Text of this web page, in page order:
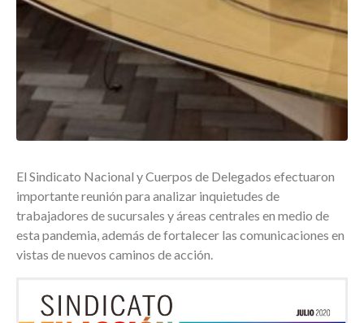
El Sindicato Nacional y Cuerpos de Delegados efectuaron
importante reunión para analizar inquietudes de
trabajadores de sucursales y áreas centrales en medio de
esta pandemia, además de fortalecer las comunicaciones en
vistas de nuevos caminos de acción.